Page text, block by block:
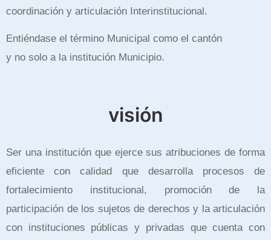
coordinación y articulación Interinstitucional.
Entiéndase el término Municipal como el cantón
y no solo a la institución Municipio.
visión
Ser una institución que ejerce sus atribuciones de forma
eficiente con calidad que desarrolla procesos de
fortalecimiento institucional, promoción de la
participación de los sujetos de derechos y la articulación
con instituciones públicas y privadas que cuenta con